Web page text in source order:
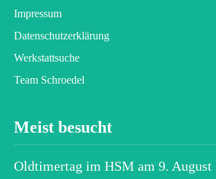
Impressum
Datenschutz­erklärung
Werkstattsuche
Team Schroedel
Meist besucht
Oldtimertag im HSM am 9. August